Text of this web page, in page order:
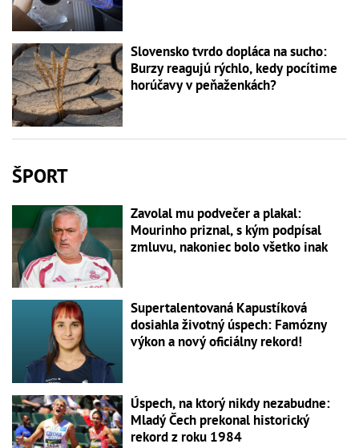
Slovensko tvrdo dopláca na sucho:
Burzy reagujú rýchlo, kedy pocítime
horúčavy v peňaženkách?
ŠPORT
Zavolal mu podvečer a plakal:
Mourinho priznal, s kým podpísal
zmluvu, nakoniec bolo všetko inak
Supertalentovaná Kapustíková
dosiahla životný úspech: Famózny
výkon a nový oficiálny rekord!
Úspech, na ktorý nikdy nezabudne:
Mladý Čech prekonal historický
rekord z roku 1984